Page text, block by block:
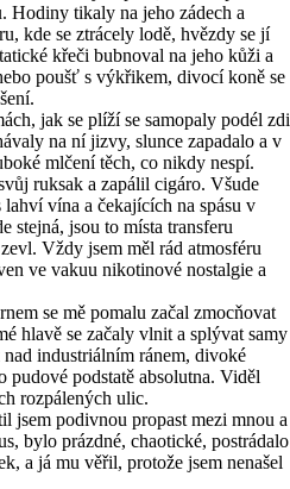
Hodiny tikaly na jeho zádech a
kde se ztrácely lodě, hvězdy se jí
křeči bubnoval na jeho kůži a
poušť s výkřikem, divocí koně se
jak se plíží se samopaly podél zdi
na ní jizvy, slunce zapadalo a v
mlčení těch, co nikdy nespí.
ruksak a zapálil cigáro. Všude
vína a čekajících na spásu v
stejná, jsou to místa transferu
Vždy jsem měl rád atmosféru
ve vakuu nikotinové nostalgie a
se mě pomalu začal zmocňovat
hlavě se začaly vlnit a splývat samy
industriálním ránem, divoké
podstatě absolutna. Viděl
rozpálených ulic.
jsem podivnou propast mezi mnou a
bylo prázdné, chaotické, postrádalo
a já mu věřil, protože jsem nenašel